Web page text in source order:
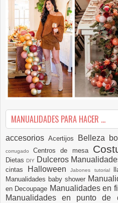
MANUALIDADES PARA HACER ...
accesoriosAcertijos Belleza
corrugadoCentros de mesa
DietasDIY Dulceros
cintas
Halloween Jabones tutorial
Manualidades baby shower
en Decoupage Manualidades en
Manualidades en punto de